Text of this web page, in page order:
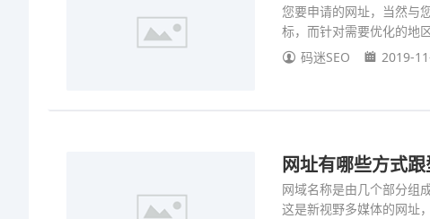
您要申请的网址，当然与
标，而针对需要优化的地
码迷SEO
2019-
网址有哪些方式
网域名称是由几个部分组
这是新视野多媒体的网址